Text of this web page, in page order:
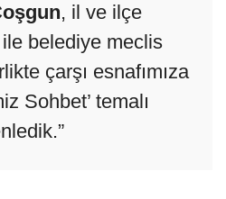
, il ve ilçe
belediye meclis
çarşı esnafımıza
Sohbet’ temalı